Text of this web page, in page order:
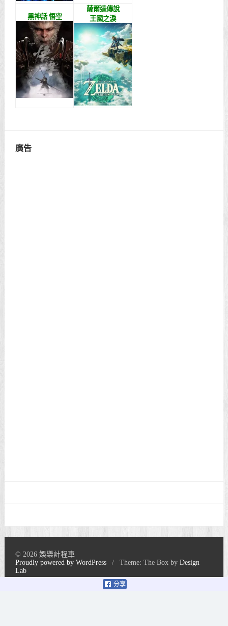
黑神話 悟空
薩爾達傳說
王國之淚
廣告
分享
© 2026 娛樂計程車
Proudly powered by WordPress
/ Theme: The Box byDesign
Lab